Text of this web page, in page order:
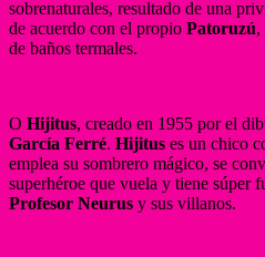
sobrenaturales, resultado de una
de acuerdo con el propio Patoruzú,
de baños termales.
O Hijitus, creado en 1955 por el
García Ferré. Hijitus es un chico
emplea su sombrero mágico, se
superhéroe que vuela y tiene súper
Profesor Neurus y sus villanos.